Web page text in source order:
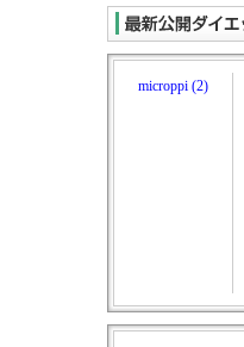
microppi (2)